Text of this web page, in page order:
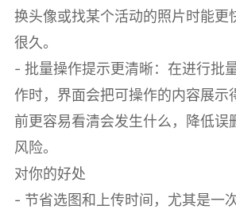
换头像或找某个活动的照片时能更
很久。
- 批量操作提示更清晰：在进行批
作时，界面会把可操作的内容展示
前更容易看清会发生什么，降低误
风险。
对你的好处
- 节省选图和上传时间，尤其是一